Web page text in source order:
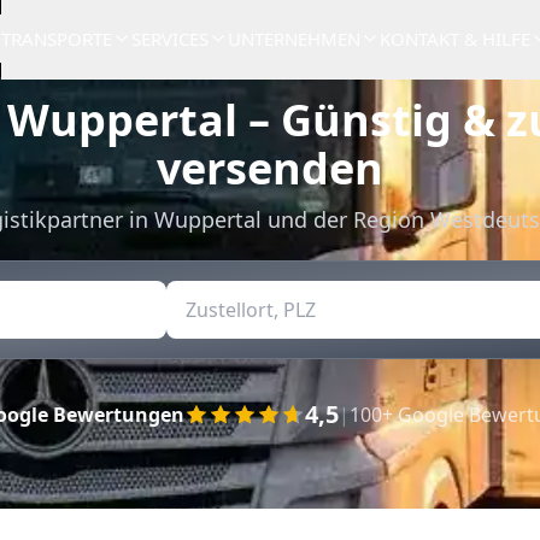
– Günstig &
versenden
in Wuppertal und der Region
Bewertungen 4,5|100+ Google